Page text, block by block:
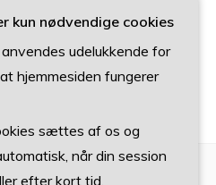
kun nødvendige cookies
udelukkende for
hjemmesiden fungerer
sættes af os og
når din session
efter kort tid.